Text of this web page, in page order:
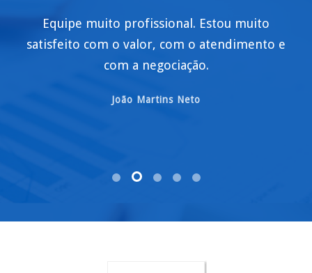
Equipe muito profissional. Estou muito
satisfeito com o valor, com o atendimento e
com a negociação.
João Martins Neto